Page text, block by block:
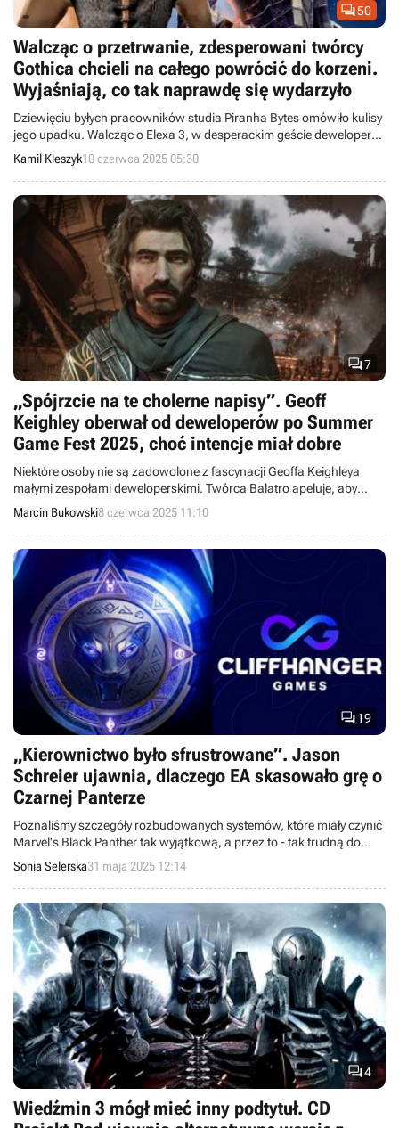
50
Walcząc o przetrwanie, zdesperowani twórcy
Gothica chcieli na całego powrócić do korzeni.
Wyjaśniają, co tak naprawdę się wydarzyło
Dziewięciu byłych pracowników studia Piranha Bytes omówiło kulisy
jego upadku. Walcząc o Elexa 3, w desperackim geście deweloperzy
chcieli powrócić do klimatów Gothica.
Kamil Kleszyk10 czerwca 2025 05:30
7
„Spójrzcie na te cholerne napisy”. Geoff
Keighley oberwał od deweloperów po Summer
Game Fest 2025, choć intencje miał dobre
Niektóre osoby nie są zadowolone z fascynacji Geoffa Keighleya
małymi zespołami deweloperskimi. Twórca Balatro apeluje, aby
zaglądać do napisów końcowych, w celu poznania ich
rzeczywistych rozmiarów.
Marcin Bukowski8 czerwca 2025 11:10
19
„Kierownictwo było sfrustrowane”. Jason
Schreier ujawnia, dlaczego EA skasowało grę o
Czarnej Panterze
Poznaliśmy szczegóły rozbudowanych systemów, które miały czynić
Marvel's Black Panther tak wyjątkową, a przez to - tak trudną do
wyprodukowania.
Sonia Selerska31 maja 2025 12:14
4
Wiedźmin 3 mógł mieć inny podtytuł. CD